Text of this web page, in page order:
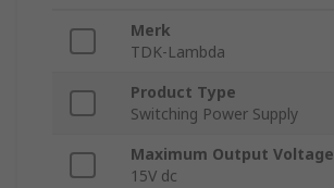
Merk
TDK-Lambda
Product Type
Switching Power Supply
Maximum Output Voltage
15V dc